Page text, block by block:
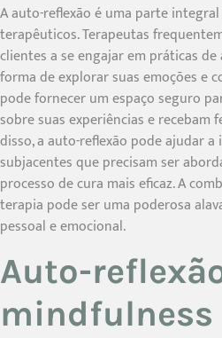
A auto-reflexão é uma parte
terapêuticos. Terapeutas
clientes a se engajar em práticas
forma de explorar suas emoções e
pode fornecer um espaço seguro
sobre suas experiências e recebam
disso, a auto-reflexão pode ajudar
subjacentes que precisam ser
processo de cura mais eficaz. A
terapia pode ser uma poderosa
pessoal e emocional.
Auto-
mindfulness